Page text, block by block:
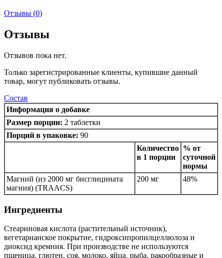
Отзывы (0)
Отзывы
Отзывов пока нет.
Только зарегистрированные клиенты, купившие данный
товар, могут публиковать отзывы.
Состав
Информация о добавке
Размер порции: 2 таблетки
Порций в упаковке: 90
Количество
в 1 порции
% от
суточной
нормы
Магний (из 2000 мг бисглицината
магния) (TRAACS)
200 мг 48%
Ингредиенты
Стеариновая кислота (растительный источник),
вегетарианское покрытие, гидроксипропилцеллюлоза и
диоксид кремния. При производстве не используются
пшеница, глютен, соя, молоко, яйца, рыба, ракообразные и